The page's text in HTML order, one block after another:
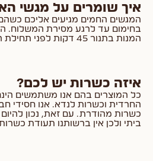
איך שומרים על מגשי
המגשים החמים מגיעים אליכם
בחימום עד לרגע מסירת המשלוח.
המנות בתנור 45 דקות לפני תחילת האירוע.
איזה כשרות יש לכם?
כל המוצרים בהם אנו משתמשים
החרדית וכשרות לנדא. אנו חסידי
כשרות מהודרת. עם זאת, נכון
ביתי ולכן אין ברשותנו תעודת